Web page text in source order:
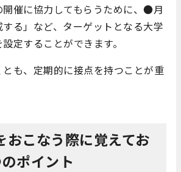
開催に協力してもらうために、●月
る」など、ターゲットとなる大学
定することができます。
も、定期的に接点を持つことが重
おこなう際に覚えてお
ポイント